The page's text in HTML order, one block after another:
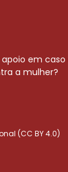
em caso
a mulher?
(CC BY 4.0)